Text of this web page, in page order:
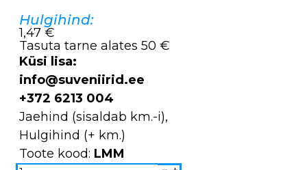
Hulgihind:
1,47 €
Tasuta tarne alates 50 €
Küsi lisa:
info@suveniirid.ee
+372 6213 004
Jaehind (sisaldab km.-i),
Hulgihind (+ km.)
Toote kood: LMM
Eksootiliste